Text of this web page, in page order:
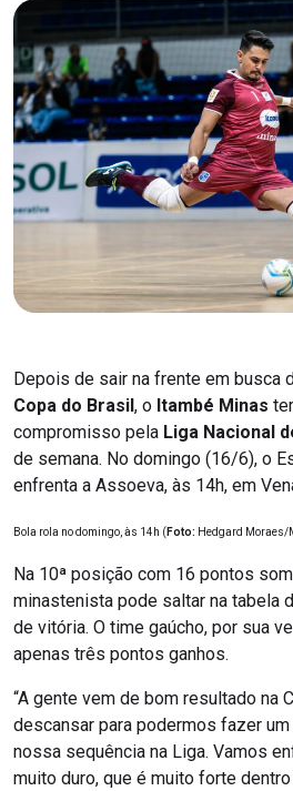
Depois de sair na frente em busca
Copa do Brasil, o Itambé Minas
compromisso pela Liga Nacional
de semana. No domingo (16/6), o
enfrenta a Assoeva, às 14h, em
Bola rola no domingo, às 14h ( Foto: Hedgard Moraes/
Na 10ª posição com 16 pontos
minastenista pode saltar na tabela
de vitória. O time gaúcho, por sua
apenas três pontos ganhos.
“A gente vem de bom resultado na
descansar para podermos fazer
nossa sequência na Liga. Vamos
muito duro, que é muito forte